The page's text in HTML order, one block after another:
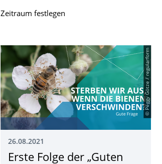
Zeitraum festlegen
© Peggy Götze / regularform
26.08.2021
Erste Folge der „Guten